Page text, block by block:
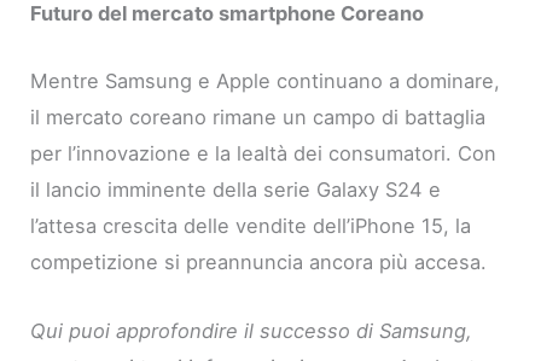
Futuro del mercato smartphone Coreano
Mentre Samsung e Apple continuano a dominare,
il mercato coreano rimane un campo di battaglia
per l’innovazione e la lealtà dei consumatori. Con
il lancio imminente della serie Galaxy S24 e
l’attesa crescita delle vendite dell’iPhone 15, la
competizione si preannuncia ancora più accesa.
Qui puoi approfondire il successo di Samsung,